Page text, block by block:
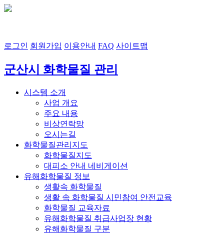
로그인 회원가입 이용안내 FAQ 사이트맵
군산시 화학물질 관리
시스템 소개
사업 개요
주요 내용
비상연락망
오시는길
화학물질관리지도
화학물질지도
대피소 안내 네비게이션
유해화학물질 정보
생활속 화학물질
생활 속 화학물질 시민참여 안전교육
화학물질 교육자료
유해화학물질 취급사업장 현황
유해화학물질 구분